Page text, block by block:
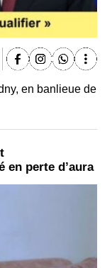
en banlieue de
en perte d’aura